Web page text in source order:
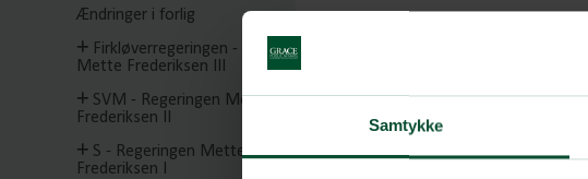
Samtykke
Ændringer i forlig
Mette Frederiksen III
Frederiksen II
Frederiksen I